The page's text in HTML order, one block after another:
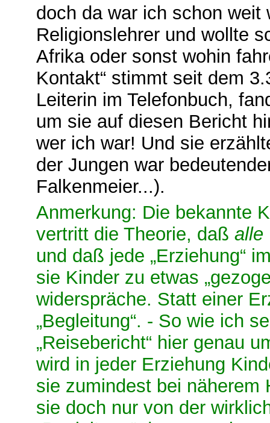
doch da war ich schon weit
Religionslehrer und wollte
Afrika oder sonst wohin
Kontakt“ stimmt seit dem
Leiterin im Telefonbuch,
um sie auf diesen Bericht
wer ich war! Und sie
der Jungen war
Falkenmeier...).
Anmerkung: Die bekannte
vertritt die Theorie, daß alle
und daß jede „Erziehung“
sie Kinder zu etwas
widerspräche. Statt einer
„Begleitung“. - So wie ich
„Reisebericht“ hier genau
wird in jeder Erziehung
sie zumindest bei näherem
sie doch nur von der